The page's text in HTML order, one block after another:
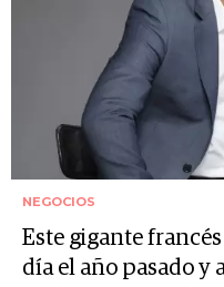
NEGOCIOS
Este gigante
día el año pasado y